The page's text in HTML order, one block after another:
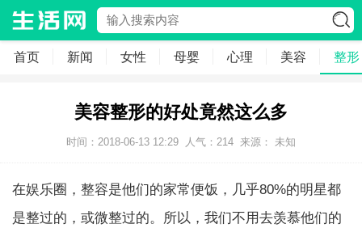
首页 新闻 女性 母婴 心理 美容 整形
美容整形的好处竟然这么多
时间：2018-06-13 12:29 人气： 214 来源： 未知
在娱乐圈，整容是他们的家常便饭，几乎80%的明星都
是整过的，或微整过的。所以，我们不用去羡慕他们的